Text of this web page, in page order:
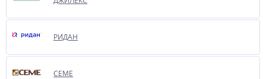
РИДАН
СЕМЕ